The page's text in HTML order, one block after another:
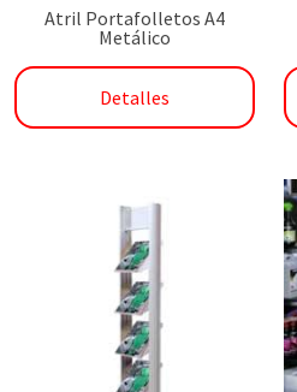
Atril Portafolletos A4
Metálico
Detalles